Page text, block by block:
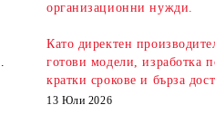
организационни нужди.
Като директен
готови модели, изработка
кратки срокове и бърза
13 Юли 2026